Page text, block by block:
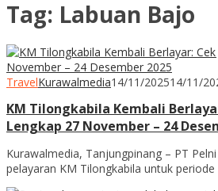
Tag: Labuan Bajo
TravelKurawalmedia14/11/202514/11/
KM Tilongkabila Kembali
Lengkap 27 November – 24
Kurawalmedia, Tanjungpinang – PT
pelayaran KM Tilongkabila untuk